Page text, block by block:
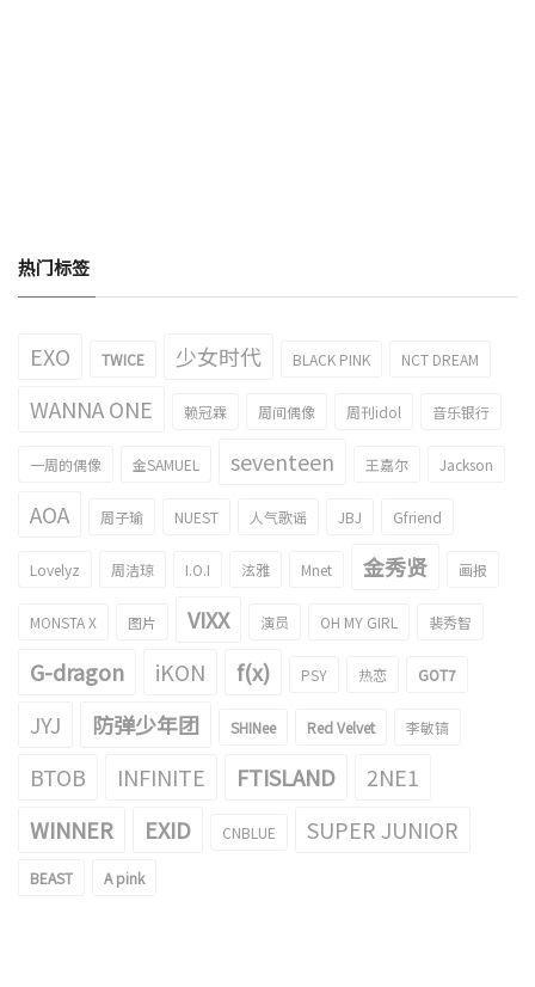
热门标签
EXO TWICE 少女时代 BLACK PINK NCT DREAM
WANNA ONE 赖冠霖 周间偶像 周刊idol 音乐银行
一周的偶像 金SAMUEL seventeen 王嘉尔 Jackson
AOA 周子瑜 NUEST 人气歌谣 JBJ Gfriend
Lovelyz 周洁琼 I.O.I 泫雅 Mnet 金秀贤 画报
MONSTA X 图片 VIXX 演员 OH MY GIRL 裴秀智
G-dragon iKON f(x) PSY 热恋 GOT7
JYJ 防弹少年团 SHINee Red Velvet 李敏镐
BTOB INFINITE FTISLAND
2NE1
WINNER
EXID CNBLUE SUPER JUNIOR
BEAST A pink